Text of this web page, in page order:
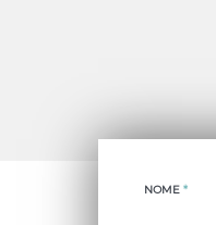
NOME *